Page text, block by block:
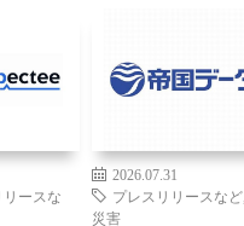
リースな
2026.07.31
プレスリリースなど
災害